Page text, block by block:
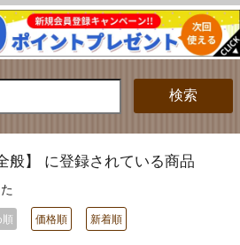
検索
般】 に登録されている商品
順 価格順 新着順